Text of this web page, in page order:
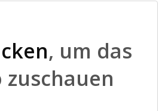
, um das
zuschauen